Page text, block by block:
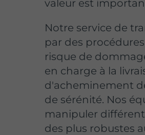
valeur est
Notre service de
par des
risque de
en charge à la
d'acheminement
de sérénité. Nos
manipuler
des plus robustes